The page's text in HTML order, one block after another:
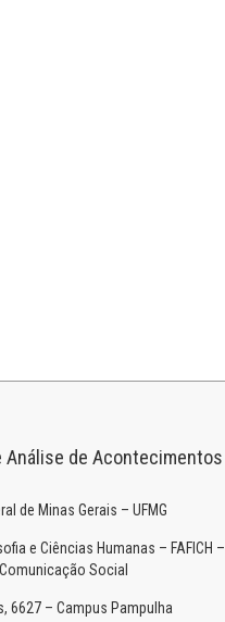
Análise de Acontecimentos
de Minas Gerais – UFMG
e Ciências Humanas – FAFICH –
Social
6627 – Campus Pampulha